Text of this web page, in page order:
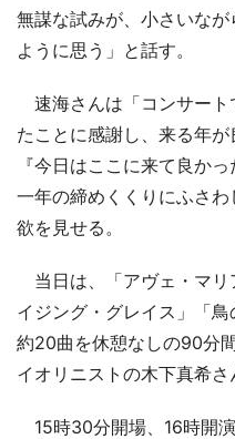
無謀な試みが、小さいな
ように思う」と話す。
速海さんは「コンサート
たことに感謝し、来る年が
『今日はここに来て良か
一年の締めくくりにふさ
欲を見せる。
当日は、「アヴェ・マリ
イジング・グレイス」「
約20曲を休憩なしの90分
イオリニストの木下真希さ
15時30分開場、16時開